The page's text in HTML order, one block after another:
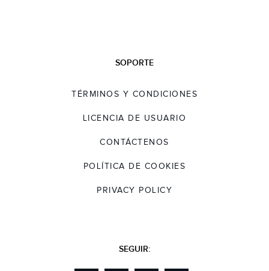
SOPORTE
TÉRMINOS Y CONDICIONES
LICENCIA DE USUARIO
CONTÁCTENOS
POLÍTICA DE COOKIES
PRIVACY POLICY
SEGUIR: